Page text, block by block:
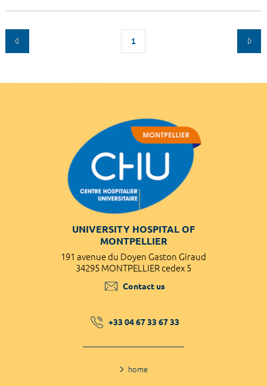
1
UNIVERSITY HOSPITAL OF
MONTPELLIER
191 avenue du Doyen Gaston Giraud
34295 MONTPELLIER cedex 5
Contact us
+33 04 67 33 67 33
home